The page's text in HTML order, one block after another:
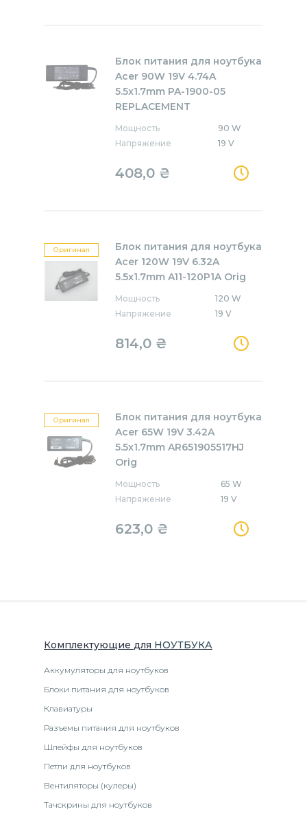
Блок питания для ноутбука
Acer 90W 19V 4.74A
5.5x1.7mm PA-1900-05
REPLACEMENT
Мощность
90 W
Напряжение
19 V
408,0 ₴
Оригинал
Блок питания для ноутбука
Acer 120W 19V 6.32A
5.5x1.7mm A11-120P1A Orig
Мощность
120 W
Напряжение
19 V
814,0 ₴
Оригинал
Блок питания для ноутбука
Acer 65W 19V 3.42A
5.5x1.7mm AR651905517HJ
Orig
Мощность
65 W
Напряжение
19 V
623,0 ₴
Комплектующие для НОУТБУКА
Аккумуляторы для ноутбуков
Блоки питания для ноутбуков
Клавиатуры
Разъемы питания для ноутбуков
Шлейфы для ноутбуков
Петли для ноутбуков
Вентиляторы (кулеры)
Тачскрины для ноутбуков